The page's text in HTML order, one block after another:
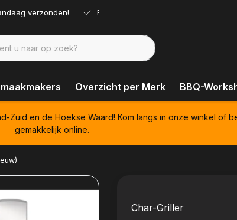
verzonden! Ruim assortiment!
Overzicht per Merk BBQ-
Zuid en de Hoekse Waard! Kom langs in onze winkel of
gemakkelijk online.
Char-Griller